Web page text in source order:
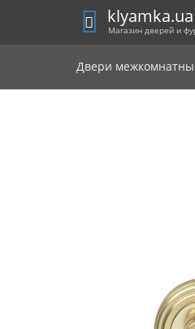
klyamka.ua
Магазин дверей и
Двери